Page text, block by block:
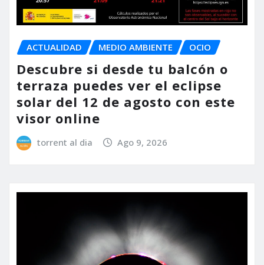
ACTUALIDAD MEDIO AMBIENTE OCIO
Descubre si desde tu balcón o
terraza puedes ver el eclipse
solar del 12 de agosto con este
visor online
torrent al dia Ago 9, 2026